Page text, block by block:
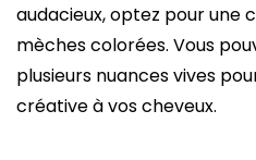
audacieux, optez pour une
mèches colorées. Vous
plusieurs nuances vives
créative à vos cheveux.